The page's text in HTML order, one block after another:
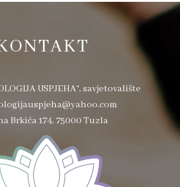
USPJEHA“, savjetovalište
Brkića 174, 75000 Tuzla